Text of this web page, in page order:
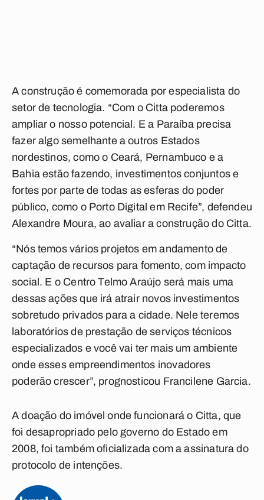
A construção é comemorada por especialista do
setor de tecnologia. “Com o Citta poderemos
ampliar o nosso potencial. E a Paraíba precisa
fazer algo semelhante a outros Estados
nordestinos, como o Ceará, Pernambuco e a
Bahia estão fazendo, investimentos conjuntos e
fortes por parte de todas as esferas do poder
público, como o Porto Digital em Recife”, defendeu
Alexandre Moura, ao avaliar a construção do Citta.
“Nós temos vários projetos em andamento de
captação de recursos para fomento, com impacto
social. E o Centro Telmo Araújo será mais uma
dessas ações que irá atrair novos investimentos
sobretudo privados para a cidade. Nele teremos
laboratórios de prestação de serviços técnicos
especializados e você vai ter mais um ambiente
onde esses empreendimentos inovadores
poderão crescer”, prognosticou Francilene Garcia.
A doação do imóvel onde funcionará o Citta, que
foi desapropriado pelo governo do Estado em
2008, foi também oficializada com a assinatura do
protocolo de intenções.